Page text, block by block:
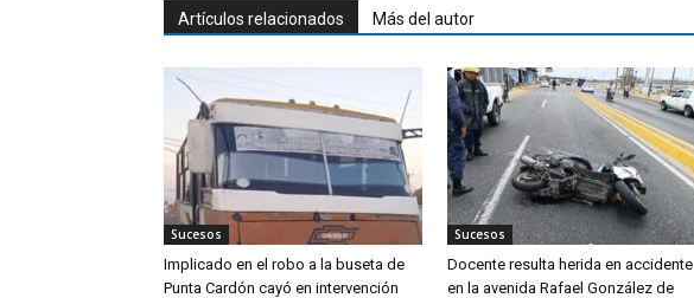
Artículos relacionados Más del autor
Sucesos
Implicado en el robo a la buseta de
Punta Cardón cayó en intervención
Sucesos
Docente resulta herida en accidente
en la avenida Rafael González de